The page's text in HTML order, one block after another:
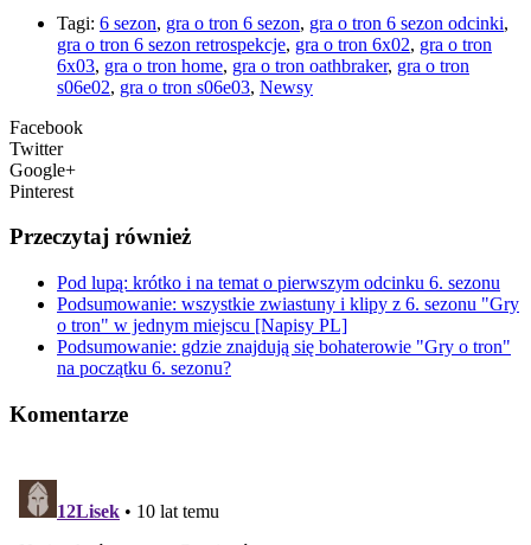
Tagi: 6 sezon, gra o tron 6 sezon, gra o tron 6 sezon odcinki,
gra o tron 6 sezon retrospekcje, gra o tron 6x02, gra o tron
6x03, gra o tron home, gra o tron oathbraker, gra o tron
s06e02, gra o tron s06e03, Newsy
Facebook
Twitter
Google+
Pinterest
Przeczytaj również
Pod lupą: krótko i na temat o pierwszym odcinku 6. sezonu
Podsumowanie: wszystkie zwiastuny i klipy z 6. sezonu "Gry
o tron" w jednym miejscu [Napisy PL]
Podsumowanie: gdzie znajdują się bohaterowie "Gry o tron"
na początku 6. sezonu?
Komentarze